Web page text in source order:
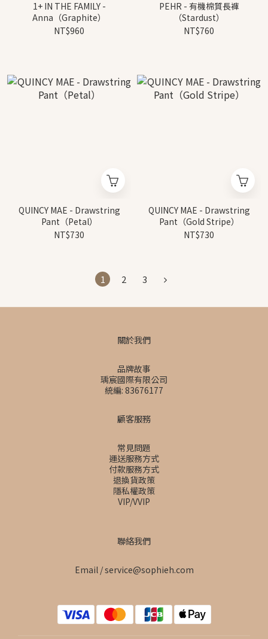
1+ IN THE FAMILY -
Anna（Graphite）
NT$960
PEHR - 有機棉質長褲
（Stardust）
NT$760
QUINCY MAE - Drawstring
Pant（Petal）
NT$730
QUINCY MAE - Drawstring
Pant（Gold Stripe）
NT$730
1 2 3
關於我們
品牌故事
瑀宸國際有限公司
統編: 83676177
顧客服務
常見問題
運送服務方式
付款服務方式
退換貨政策
隱私權政策
VIP/VVIP
聯絡我們
Email / service@sophieh.com